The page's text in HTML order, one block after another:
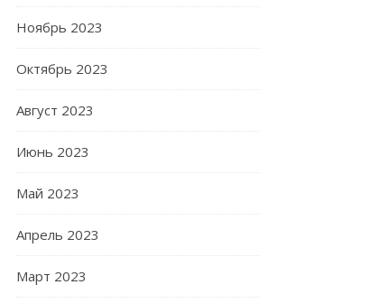
Ноябрь 2023
Октябрь 2023
Август 2023
Июнь 2023
Май 2023
Апрель 2023
Март 2023